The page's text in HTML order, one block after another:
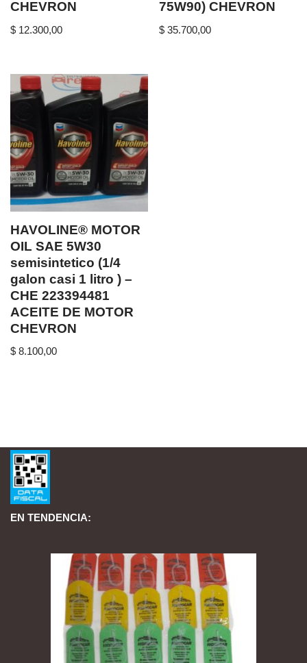
CHEVRON
$ 12.300,00
75W90) CHEVRON
$ 35.700,00
HAVOLINE® MOTOR
OIL SAE 5W30
semisintetico (1/4
galon casi 1 litro ) –
CHE 223394481
ACEITE DE MOTOR
CHEVRON
$ 8.100,00
EN TENDENCIA: